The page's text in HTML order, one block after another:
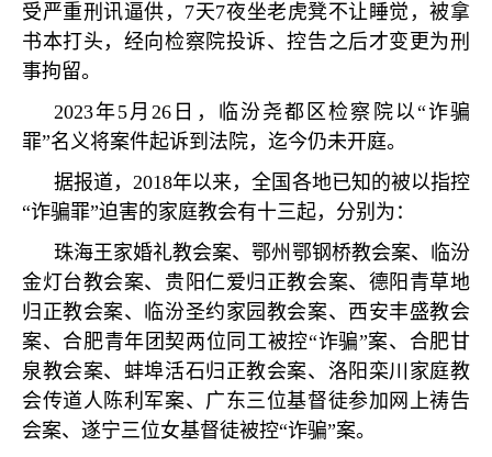
受严重刑讯逼供， 7天7夜坐老虎凳不让睡觉，被拿
书本打头，经向检察院投诉、控告之后才变更为刑
事拘留。
2023年5月26 日，临汾尧都区检察院以“诈骗
罪”名义将案件起诉到法院，迄今仍未开庭。
据报道，2018年以来，全国各地已知的被以指控
“诈骗罪”迫害的家庭教会有十三起，分别为：
珠海王家婚礼教会案、鄂州鄂钢桥教会案、临汾
金灯台教会案、贵阳仁爱归正教会案、德阳青草地
归正教会案、临汾圣约家园教会案、西安丰盛教会
案、合肥青年团契两位同工被控“诈骗”案、合肥甘
泉教会案、蚌埠活石归正教会案、洛阳栾川家庭教
会传道人陈利军案、广东三位基督徒参加网上祷告
会案、遂宁三位女基督徒被控“诈骗”案。